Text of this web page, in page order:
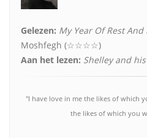
Gelezen: My Year Of Rest And
Moshfegh (☆☆☆☆)
Aan het lezen: Shelley and
"I have love in me the likes of which
the likes of which you